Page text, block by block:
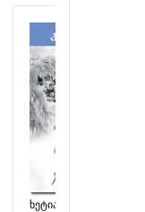
ხეტიალი რობერტ